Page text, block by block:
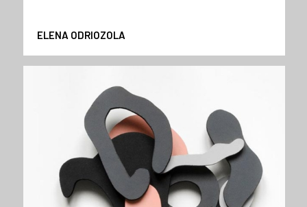
ELENA ODRIOZOLA